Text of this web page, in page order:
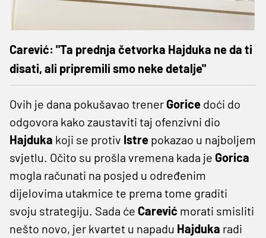
Carević: "Ta prednja četvorka Hajduka ne da ti
disati, ali pripremili smo neke detalje"
Ovih je dana pokušavao trener Gorice doći do
odgovora kako zaustaviti taj ofenzivni dio
Hajduka koji se protiv Istre pokazao u najboljem
svjetlu. Očito su prošla vremena kada je Gorica
mogla računati na posjed u određenim
dijelovima utakmice te prema tome graditi
svoju strategiju. Sada će Carević morati smisliti
nešto novo, jer kvartet u napadu Hajduka radi